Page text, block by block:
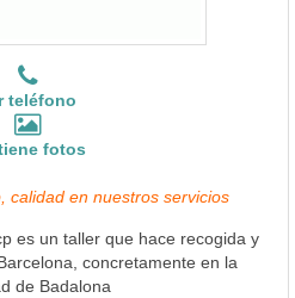
teléfono
fotos
calidad en nuestros servicios
es un taller que hace recogida y
concretamente en la
de Badalona